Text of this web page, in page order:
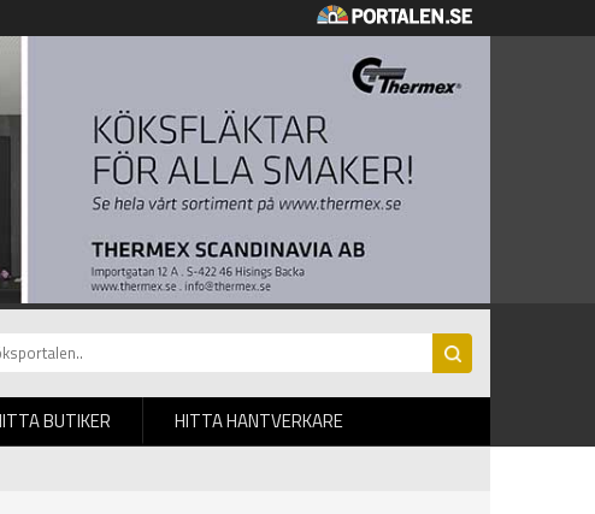
BUTIKER HITTA HANTVERKARE